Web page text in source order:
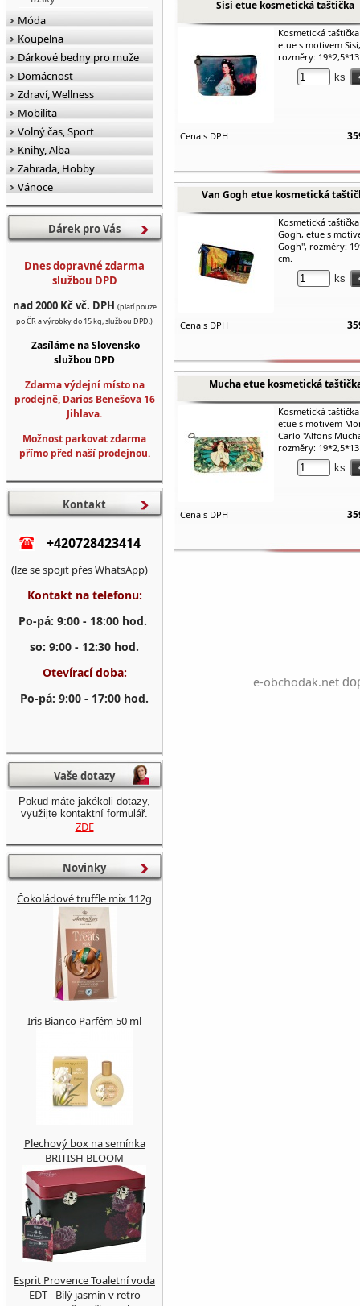
Sisi etue kosmetická taštička
Kosmetická
etue s motivem Sisi,
rozměry:
ks
Cena s DPH
Van Gogh etue kosmetická
Kosmetická
Gogh, etue s
Gogh", rozměry:
cm.
ks
Cena s DPH
Mucha etue kosmetická
Kosmetická
etue s motivem
Carlo "Alfons
rozměry:
ks
Cena s DPH
e-obchodak.net
Móda
Koupelna
Dárkové bedny pro muže
Domácnost
Zdraví, Wellness
Mobilita
Volný čas, Sport
Knihy, Alba
Zahrada, Hobby
Vánoce
Dárek pro Vás
Dnes dopravné zdarma
službou DPD
nad 2000 Kč vč. DPH (platí pouze
po ČR a výrobky do 15 kg, službou DPD.)
Zasíláme na Slovensko
službou DPD
Zdarma výdejní místo na
prodejně, Darios Benešova 16
Jihlava.
Možnost parkovat zdarma
přímo před naší prodejnou.
Kontakt
+420728423414
(lze se spojit přes WhatsApp)
Kontakt na telefonu:
Po-pá: 9:00 - 18:00 hod.
so: 9:00 - 12:30 hod.
Otevírací doba:
Po-pá: 9:00 - 17:00 hod.
Vaše dotazy
Pokud máte jakékoli dotazy,
využijte kontaktní formulář.
ZDE
Novinky
Čokoládové truffle mix 112g
Iris Bianco Parfém 50 ml
Plechový box na semínka
BRITISH BLOOM
Esprit Provence Toaletní voda
EDT - Bílý jasmín v retro